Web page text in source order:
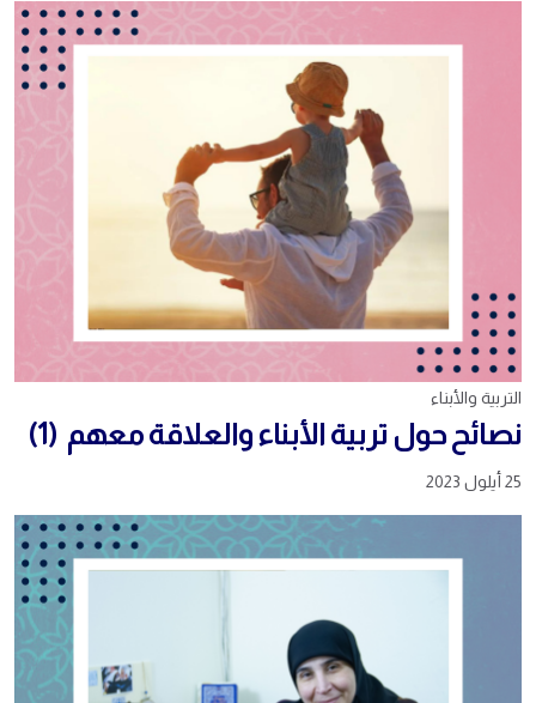
التربية والأبناء
نصائح حول تربية الأبناء والعلاقة معهم (1)
25 أيلول 2023